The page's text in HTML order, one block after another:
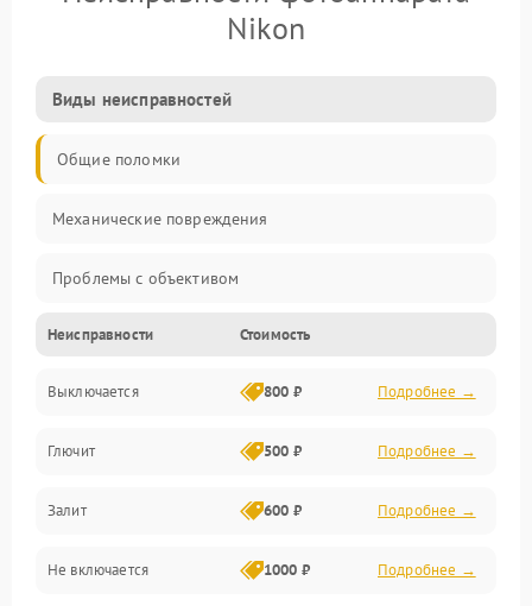
Nikon
Виды неисправностей
Общие поломки
Механические повреждения
Проблемы с объективом
Электронные ошибки
Механические проблемы
Матрица и оптика
Питание и питание цепей
Проблемы с картами памяти
Неисправности Стоимость
Выключается 800 ₽ Подробнее →
Глючит 500 ₽ Подробнее →
Залит 600 ₽ Подробнее →
Не включается 1000 ₽ Подробнее →